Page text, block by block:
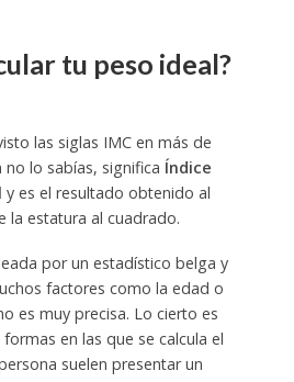
tu peso ideal?
las siglas IMC en más de
no lo sabías, significa Índice
y es el resultado obtenido al
la estatura al cuadrado.
por un estadístico belga y
factores como la edad o
es muy precisa. Lo cierto es
en las que se calcula el
suelen presentar un